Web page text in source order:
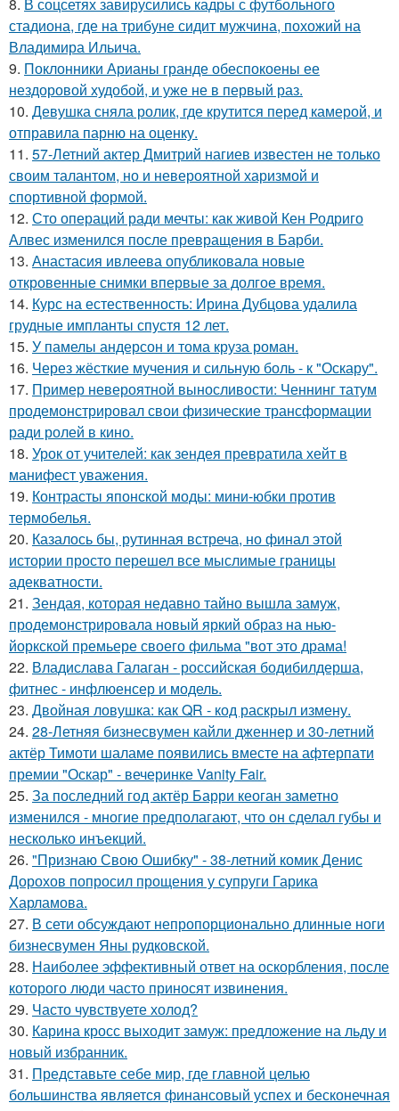
стадиона, где на трибуне сидит мужчина, похожий на
Владимира Ильича.
9. Поклонники Арианы гранде обеспокоены ее
нездоровой худобой, и уже не в первый раз.
10. Девушка сняла ролик, где крутится перед камерой, и
отправила парню на оценку.
11. 57-Летний актер Дмитрий нагиев известен не только
своим талантом, но и невероятной харизмой и
спортивной формой.
12. Сто операций ради мечты: как живой Кен Родриго
Алвес изменился после превращения в Барби.
13. Анастасия ивлеева опубликовала новые
откровенные снимки впервые за долгое время.
14. Курс на естественность: Ирина Дубцова удалила
грудные импланты спустя 12 лет.
15. У памелы андерсон и тома круза роман.
16. Через жёсткие мучения и сильную боль - к "Оскару".
17. Пример невероятной выносливости: Ченнинг татум
продемонстрировал свои физические трансформации
ради ролей в кино.
18. Урок от учителей: как зендея превратила хейт в
манифест уважения.
19. Контрасты японской моды: мини-юбки против
термобелья.
20. Казалось бы, рутинная встреча, но финал этой
истории просто перешел все мыслимые границы
адекватности.
21. Зендая, которая недавно тайно вышла замуж,
продемонстрировала новый яркий образ на нью-
йоркской премьере своего фильма "вот это драма!
22. Владислава Галаган - российская бодибилдерша,
фитнес - инфлюенсер и модель.
23. Двойная ловушка: как QR - код раскрыл измену.
24. 28-Летняя бизнесвумен кайли дженнер и 30-летний
актёр Тимоти шаламе появились вместе на афтерпати
премии "Оскар" - вечеринке Vanity Fair.
25. За последний год актёр Барри кеоган заметно
изменился - многие предполагают, что он сделал губы и
несколько инъекций.
26. "Признаю Свою Ошибку" - 38-летний комик Денис
Дорохов попросил прощения у супруги Гарика
Харламова.
27. В сети обсуждают непропорционально длинные ноги
бизнесвумен Яны рудковской.
28. Наиболее эффективный ответ на оскорбления, после
которого люди часто приносят извинения.
29. Часто чувствуете холод?
30. Карина кросс выходит замуж: предложение на льду и
новый избранник.
31. Представьте себе мир, где главной целью
большинства является финансовый успех и бесконечная